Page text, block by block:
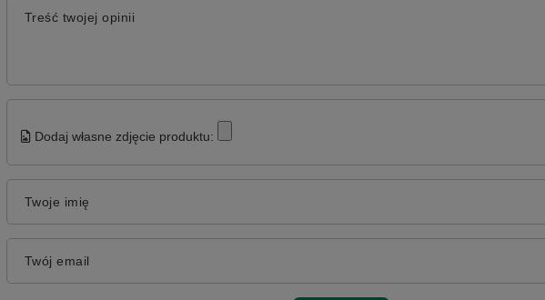
Treść twojej opinii
Dodaj własne zdjęcie produktu:
Twoje imię
Twój email